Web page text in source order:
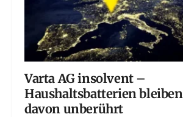
Varta AG insolvent –
Haushaltsbatterien bleiben
davon unberührt